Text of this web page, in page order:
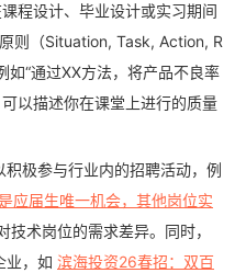
程设计、毕业设计或实习期间
则（Situation, Task, Action, R
“通过XX方法，将产品不良率
以描述你在课堂上进行的质量
极参与行业内的招聘活动，例
应届生唯一机会，其他岗位实
术岗位的需求差异。同时，
业，如 滨海投资26春招：双百